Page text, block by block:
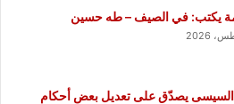
يكتب: في الصيف – طه حسين
يصدّق على تعديل بعض أحكام